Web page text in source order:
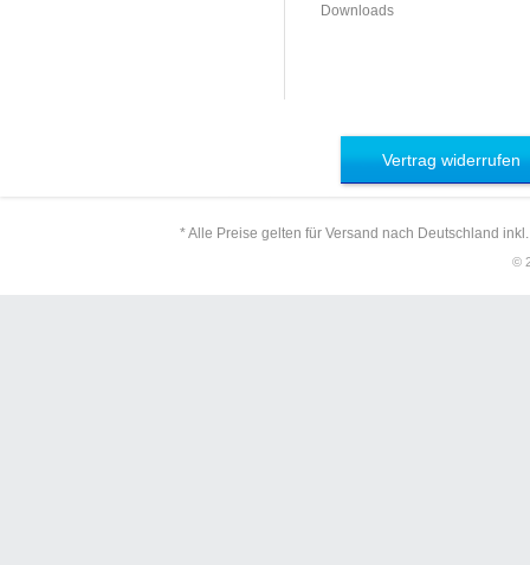
Downloads
Vertrag widerrufen
* Alle Preise gelten für Versand nach Deutschland
©